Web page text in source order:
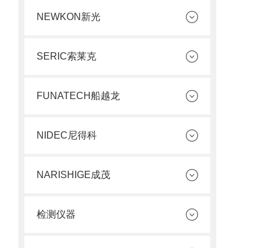
NEWKON新光
SERIC索莱克
FUNATECH船越龙
NIDEC尼得科
NARISHIGE成茂
检测仪器